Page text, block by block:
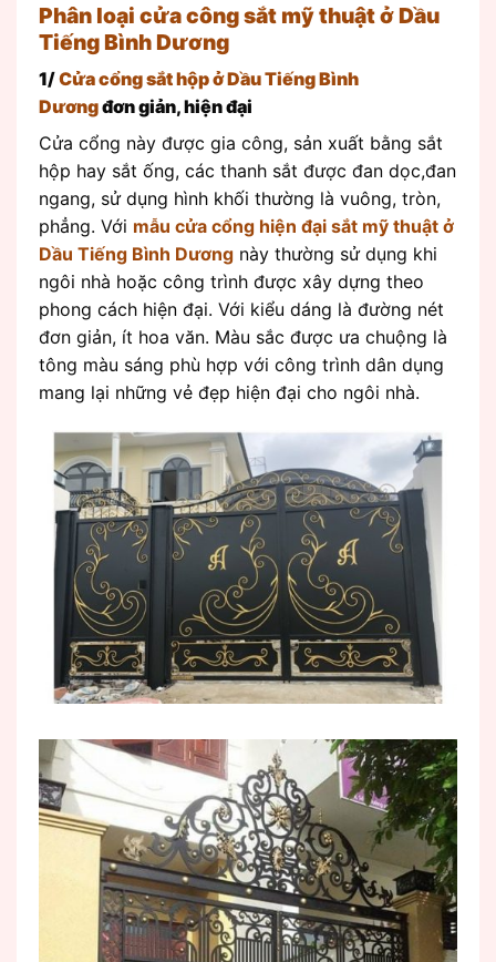
Phân loại cửa công sắt mỹ thuật ở Dầu
Tiếng Bình Dương
1/Cửa cổng sắt hộp ở Dầu Tiếng Bình
Dươngđơn giản, hiện đại
Cửa cổng này được gia công, sản xuất bằng sắt
hộp hay sắt ống, các thanh sắt được đan dọc,đan
ngang, sử dụng hình khối thường là vuông, tròn,
phẳng. Với mẫu cửa cổng hiện đại sắt mỹ thuật ở
Dầu Tiếng Bình Dương này thường sử dụng khi
ngôi nhà hoặc công trình được xây dựng theo
phong cách hiện đại. Với kiểu dáng là đường nét
đơn giản, ít hoa văn. Màu sắc được ưa chuộng là
tông màu sáng phù hợp với công trình dân dụng
mang lại những vẻ đẹp hiện đại cho ngôi nhà.